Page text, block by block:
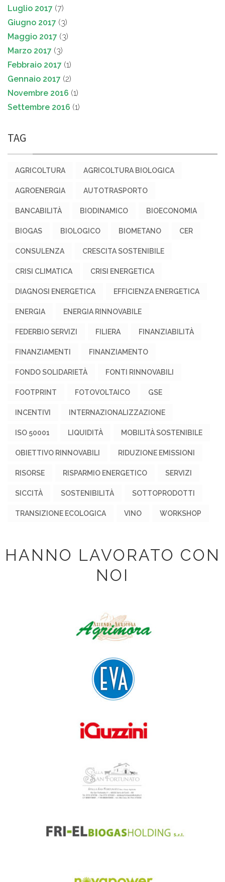
Luglio 2017 (7)
Giugno 2017 (3)
Maggio 2017 (3)
Marzo 2017 (3)
Febbraio 2017 (1)
Gennaio 2017 (2)
Novembre 2016 (1)
Settembre 2016 (1)
TAG
AGRICOLTURA AGRICOLTURA BIOLOGICA
AGROENERGIA AUTOTRASPORTO
BANCABILITÀ BIODINAMICO BIOECONOMIA
BIOGAS BIOLOGICO BIOMETANO CER
CONSULENZA CRESCITA SOSTENIBILE
CRISI CLIMATICA CRISI ENERGETICA
DIAGNOSI ENERGETICA EFFICIENZA ENERGETICA
ENERGIA ENERGIA RINNOVABILE
FEDERBIO SERVIZI FILIERA FINANZIABILITÀ
FINANZIAMENTI FINANZIAMENTO
FONDO SOLIDARIETÀ FONTI RINNOVABILI
FOOTPRINT FOTOVOLTAICO GSE
INCENTIVI INTERNAZIONALIZZAZIONE
ISO 50001 LIQUIDITÀ MOBILITÀ SOSTENIBILE
OBIETTIVO RINNOVABILI RIDUZIONE EMISSIONI
RISORSE RISPARMIO ENERGETICO SERVIZI
SICCITÀ SOSTENIBILITÀ SOTTOPRODOTTI
TRANSIZIONE ECOLOGICA VINO WORKSHOP
HANNO LAVORATO CON
NOI